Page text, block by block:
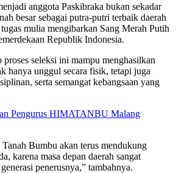
anggota Paskibraka bukan sekadar
besar sebagai putra-putri terbaik daerah
mulia mengibarkan Sang Merah Putih
Republik Indonesia.
seleksi ini mampu menghasilkan
hanya unggul secara fisik, tetapi juga
serta semangat kebangsaan yang
Pengurus HIMATANBU Malang
Bumbu akan terus mendukung
karena masa depan daerah sangat
penerusnya,” tambahnya.